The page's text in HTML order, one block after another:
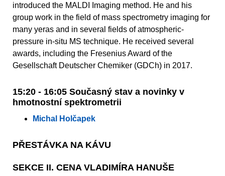
introduced the MALDI Imaging method. He and his
group work in the field of mass spectrometry imaging for
many yeras and in several fields of atmospheric-
pressure in-situ MS technique. He received several
awards, including the Fresenius Award of the
Gesellschaft Deutscher Chemiker (GDCh) in 2017.
15:20 - 16:05 Současný stav a novinky v
hmotnostní spektrometrii
Michal Holčapek
PŘESTÁVKA NA KÁVU
SEKCE II. CENA VLADIMÍRA HANUŠE